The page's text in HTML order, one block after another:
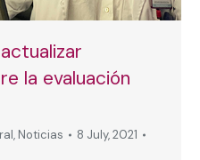
la evaluación
, Noticias
8 July, 2021